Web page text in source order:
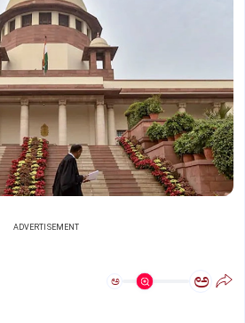
ADVERTISEMENT
ಅ ಅ